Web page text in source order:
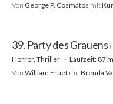
Von George P. Cosmatos mit
39. Party des Grauens
Horror, Thriller
Laufzeit: 87
Von William Fruet mitBrenda